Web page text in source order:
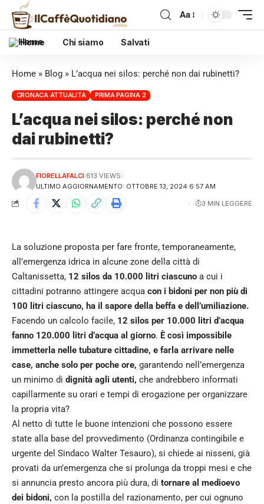
Aa
Home Chi siamo Salvati
Home » Blog » L’acqua nei silos: perché non dai rubinetti?
CRONACA ATTUALITÀ PRIMA PAGINA 2
L’acqua nei silos: perché non
dai rubinetti?
ULTIMO AGGIORNAMENTO: OTTOBRE 13, 2024 6:57 AM
FIORELLAFALCI 613 VIEWS
3 MIN LEGGERE
La soluzione proposta per fare fronte, temporaneamente,
all’emergenza idrica in alcune zone della città di
Caltanissetta, 12 silos da 10.000 litri ciascuno a cui i
cittadini potranno attingere acqua con i bidoni per non più di
100 litri ciascuno, ha il sapore della beffa e dell’umiliazione.
Facendo un calcolo facile, 12 silos per 10.000 litri d’acqua
fanno 120.000 litri d’acqua al giorno. È così impossibile
immetterla nelle tubature cittadine, e farla arrivare nelle
case, anche solo per poche ore, garantendo nell’emergenza
un minimo di dignità agli utenti, che andrebbero informati
capillarmente su orari e tempi di erogazione per organizzare
la propria vita?
Al netto di tutte le buone intenzioni che possono essere
state alla base del provvedimento (Ordinanza contingibile e
urgente del Sindaco Walter Tesauro), si chiede ai nisseni, già
provati da un’emergenza che si prolunga da troppi mesi e che
si annuncia presto ancora più dura, di tornare al medioevo
dei bidoni, con la postilla del razionamento, per cui ognuno